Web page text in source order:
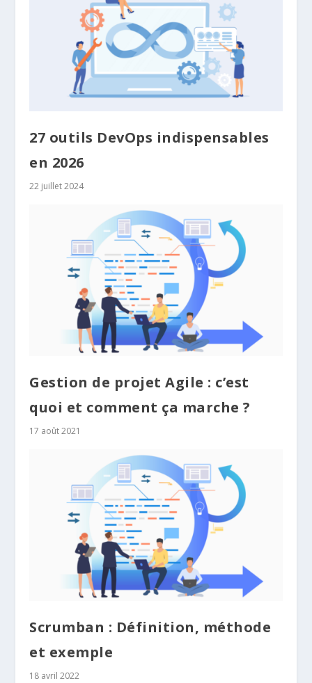
27 outils DevOps indispensables
en 2026
22 juillet 2024
Gestion de projet Agile : c’est
quoi et comment ça marche ?
17 août 2021
Scrumban : Définition, méthode
et exemple
18 avril 2022